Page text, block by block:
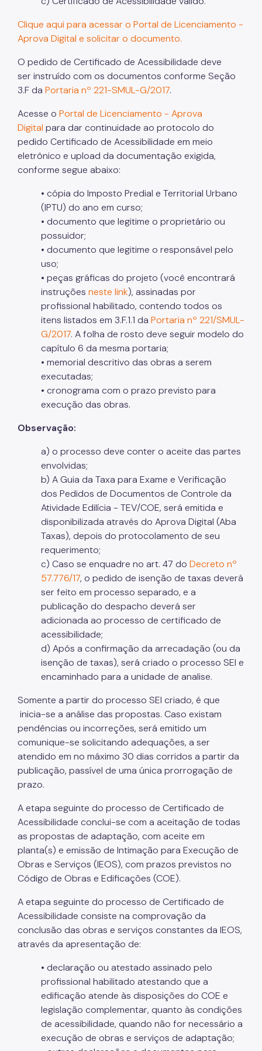
Clique aqui para acessar o Portal de Licenciamento -
Aprova Digital e solicitar o documento.
O pedido de Certificado de Acessibilidade deve
ser instruído com os documentos conforme Seção
3.F da Portaria nº 221-SMUL-G/2017.
Acesse o Portal de Licenciamento - Aprova
Digital para dar continuidade ao protocolo do
pedido Certificado de Acessibilidade em meio
eletrônico e upload da documentação exigida,
conforme segue abaixo:
• cópia do Imposto Predial e Territorial Urbano
(IPTU) do ano em curso;
• documento que legitime o proprietário ou
possuidor;
• documento que legitime o responsável pelo
uso;
• peças gráficas do projeto (você encontrará
instruções neste link), assinadas por
profissional habilitado, contendo todos os
itens listados em 3.F.1.1 da Portaria nº 221/SMUL-
G/2017. A folha de rosto deve seguir modelo do
capítulo 6 da mesma portaria;
• memorial descritivo das obras a serem
executadas;
• cronograma com o prazo previsto para
execução das obras.
Observação:
a) o processo deve conter o aceite das partes
envolvidas;
b) A Guia da Taxa para Exame e Verificação
dos Pedidos de Documentos de Controle da
Atividade Edilícia - TEV/COE, será emitida e
disponibilizada através do Aprova Digital (Aba
Taxas), depois do protocolamento de seu
requerimento;
c) Caso se enquadre no art. 47 do Decreto nº
57.776/17, o pedido de isenção de taxas deverá
ser feito em processo separado, e a
publicação do despacho deverá ser
adicionada ao processo de certificado de
acessibilidade;
d) Após a confirmação da arrecadação (ou da
isenção de taxas), será criado o processo SEI e
encaminhado para a unidade de analise.
Somente a partir do processo SEI criado, é que
inicia-se a análise das propostas. Caso existam
pendências ou incorreções, será emitido um
comunique-se solicitando adequações, a ser
atendido em no máximo 30 dias corridos a partir da
publicação, passível de uma única prorrogação de
prazo.
A etapa seguinte do processo de Certificado de
Acessibilidade conclui-se com a aceitação de todas
as propostas de adaptação, com aceite em
planta(s) e emissão de Intimação para Execução de
Obras e Serviços (IEOS), com prazos previstos no
Código de Obras e Edificações (COE).
A etapa seguinte do processo de Certificado de
Acessibilidade consiste na comprovação da
conclusão das obras e serviços constantes da IEOS,
através da apresentação de:
• declaração ou atestado assinado pelo
profissional habilitado atestando que a
edificação atende às disposições do COE e
legislação complementar, quanto às condições
de acessibilidade, quando não for necessário a
execução de obras e serviços de adaptação;